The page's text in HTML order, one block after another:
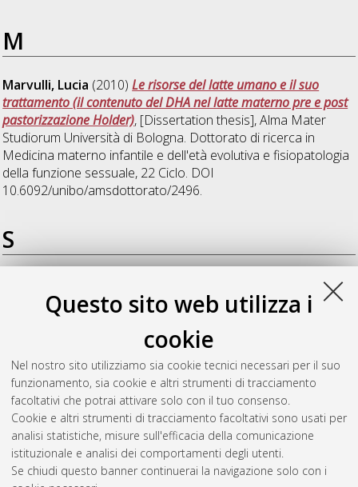
Questo sito web utilizza i
cookie
Nel nostro sito utilizziamo sia cookie tecnici necessari per il suo
funzionamento, sia cookie e altri strumenti di tracciamento
facoltativi che potrai attivare solo con il tuo consenso.
Cookie e altri strumenti di tracciamento facoltativi sono usati per
analisi statistiche, misure sull'efficacia della comunicazione
istituzionale e analisi dei comportamenti degli utenti.
Se chiudi questo banner continuerai la navigazione solo con i
M
Marvulli, Lucia (2010)Le risorse del latte umano e il suo
trattamento (il contenuto del DHA nel latte materno pre e post
pastorizzazione Holder), [Dissertation thesis], Alma Mater
Studiorum Università di Bologna. Dottorato di ricerca in
Medicina materno infantile e dell'età evolutiva e fisiopatologia
della funzione sessuale, 22 Ciclo. DOI
10.6092/unibo/amsdottorato/2496.
S
Variazioni Copy-Number implicate nel deficit combinato degli
Ormoni Ipofisari(CPHD), [Dissertation thesis], Alma Mater
Studiorum Università di Bologna. Dottorato di ricerca in
Medicina materno infantile e dell'età evolutiva e fisiopatologia
della funzione sessuale, 22 Ciclo. DOI
10.6092/unibo/amsdottorato/3052.
Questa lista e' stata generata ilSun Aug 9 20:38:12 2026